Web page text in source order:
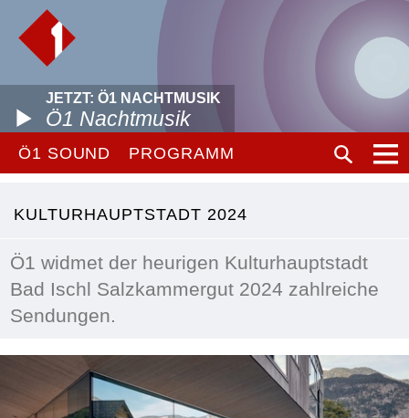
JETZT: Ö1 NACHTMUSIK
Ö1 Nachtmusik
Ö1 SOUND PROGRAMM
KULTURHAUPTSTADT 2024
Ö1 widmet der heurigen Kulturhauptstadt
Bad Ischl Salzkammergut 2024 zahlreiche
Sendungen.